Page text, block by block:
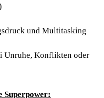
und Multitasking
Unruhe, Konflikten oder
Superpower: